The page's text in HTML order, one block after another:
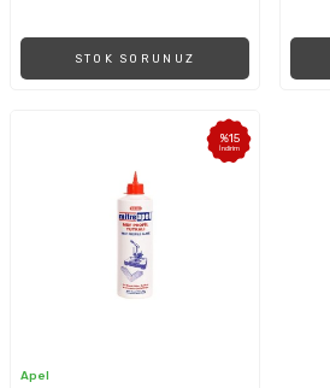
STOK SORUNUZ
%15
İndirim
Apel